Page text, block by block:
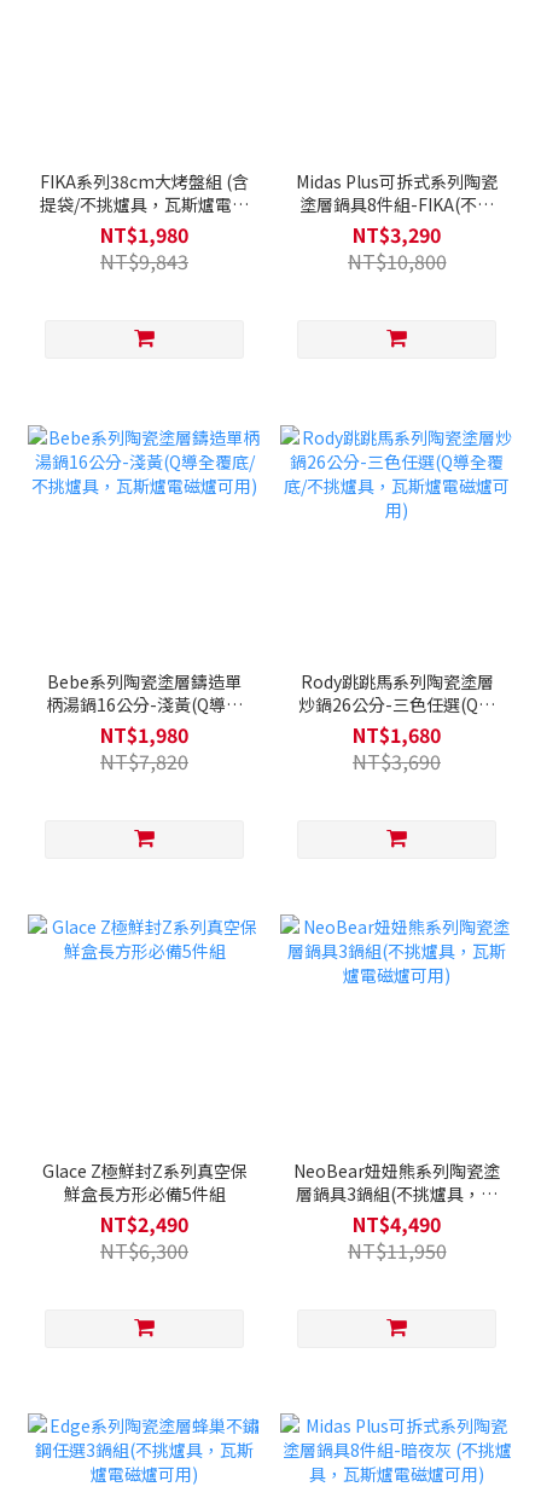
FIKA系列38cm大烤盤組 (含
提袋/不挑爐具，瓦斯爐電磁
爐可用)
NT$1,980
NT$9,843
Midas Plus可拆式系列陶瓷
塗層鍋具8件組-FIKA(不挑
爐具，瓦斯爐電磁爐可用)
NT$3,290
NT$10,800
Bebe系列陶瓷塗層鑄造單
柄湯鍋16公分-淺黃(Q導全
覆底/不挑爐具，瓦斯爐電磁
爐可用)
NT$1,980
NT$7,820
Rody跳跳馬系列陶瓷塗層
炒鍋26公分-三色任選(Q導
全覆底/不挑爐具，瓦斯爐電
磁爐可用)
NT$1,680
NT$3,690
Glace Z極鮮封Z系列真空保
鮮盒長方形必備5件組
NT$2,490
NT$6,300
NeoBear妞妞熊系列陶瓷塗
層鍋具3鍋組(不挑爐具，瓦
斯爐電磁爐可用)
NT$4,490
NT$11,950